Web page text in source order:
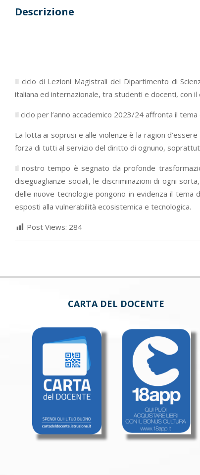
Descrizione
Il ciclo di Lezioni Magistrali del Dipartimento di
italiana ed internazionale, tra studenti e docenti, con
Il ciclo per l’anno accademico 2023/24 affronta il
La lotta ai soprusi e alle violenze è la ragion
forza di tutti al servizio del diritto di ognuno,
Il nostro tempo è segnato da profonde
diseguaglianze sociali, le discriminazioni di ogni
delle nuove tecnologie pongono in evidenza il tema
esposti alla vulnerabilità ecosistemica e tecnologica.
Post Views: 284
CARTA DEL DOCENTE